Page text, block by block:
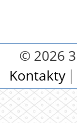
© 2026
Kontakty